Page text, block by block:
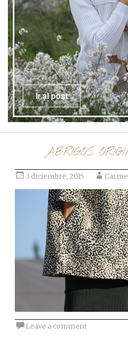
ABRIGOS
3 diciembre, 2015
Leave a comment